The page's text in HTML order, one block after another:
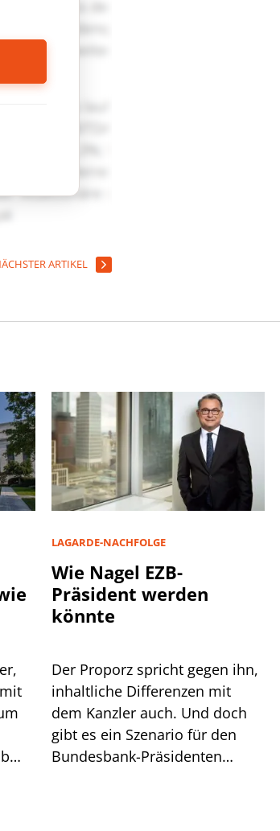
ARTIKEL
LAGARDE-NACHFOLGE
Wie Nagel EZB-
Präsident werden
könnte
Der Proporz spricht gegen ihn,
inhaltliche Differenzen mit
dem Kanzler auch. Und doch
gibt es ein Szenario für den
Bundesbank-Präsidenten